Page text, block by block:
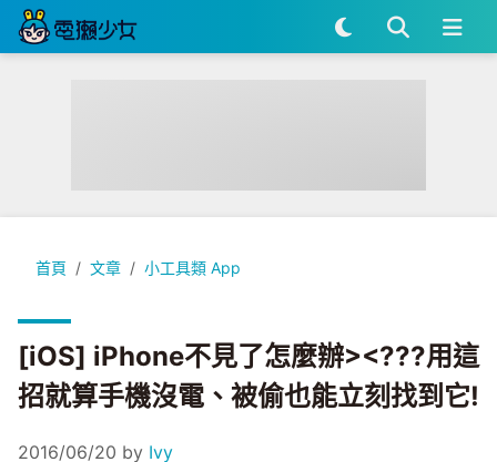
首頁 文章 小工具類 App
[iOS] iPhone不見了怎麼辦><???用這招就算手機沒電、被偷
[iOS] iPhone不見了怎麼辦><???用這
招就算手機沒電、被偷也能立刻找到它!
2016/06/20 by Ivy